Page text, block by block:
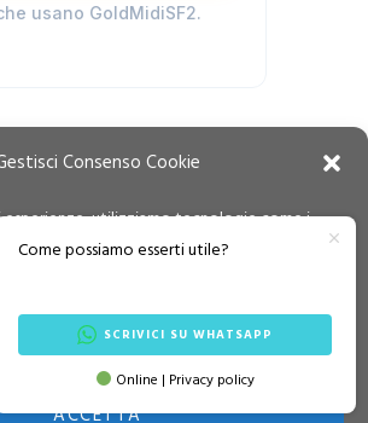
Consenso Cookie
esperienze, utilizziamo tecnologie come i
e/o accedere alle informazioni del
a queste tecnologie ci permetterà di
comportamento di navigazione o ID unici su
o ritirare il consenso può influire
caratteristiche e funzioni.
ACCETTA
usano GoldMidiSF2.
Privacy Policy
Come possiamo esserti utile?
SCRIVICI SU WHATSAPP
Online | Privacy policy